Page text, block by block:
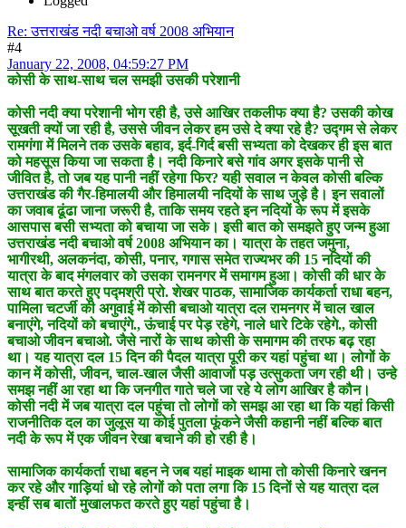
Re: उत्तराखंड नदी बचाओ वर्ष 2008 अभियान
#4
January 22, 2008, 04:59:27 PM
कोसी के साथ-साथ चल समझी उसकी परेशानी
कोसी नदी क्या परेशानी भोग रही है, उसे आखिर तकलीफ क्या है? उसकी कोख
सूखती क्यों जा रही है, उससे जीवन लेकर हम उसे दे क्या रहे है? उद्गम से लेकर
रामगंगा में मिलने तक उसके बहाव, इर्द-गिर्द बसी सभ्यता को देखकर ही इस बात
को महसूस किया जा सकता है। नदी किनारे बसे गांव अगर इसके पानी से
जीवित है, तो जब यह पानी नहीं रहेगा फिर? यही सवाल न केवल कोसी बल्कि
उत्तराखंड की गैर-हिमालयी और हिमालयी नदियों के साथ जुड़े है। इन सवालों
का जवाब ढूंढा जाना जरूरी है, ताकि समय रहते इन नदियों के रूप में इसके
आसपास बसी सभ्यता को बचाया जा सके। इसी बात को समझते हुए जन्म हुआ
उत्तराखंड नदी बचाओ वर्ष 2008 अभियान का। यात्रा के तहत जमुना,
भागीरथी, अलकनंदा, कोसी, पनार, गगास समेत राज्यभर की 15 नदियों की
यात्रा के बाद मंगलवार को उसका रामनगर में समागम हुआ। कोसी की धार के
साथ बात करते हुए पद्मश्री प्रो. शेखर पाठक, सामाजिक कार्यकर्ता राधा बहन,
पामिला चटर्जी की अगुवाई में कोसी बचाओ यात्रा दल रामनगर में चाल खाल
बनाएंगे, नदियों को बचाएंगे., ऊंचाई पर पेड़ रहेगे, नाले धारे टिके रहेगे., कोसी
बचाओ जीवन बचाओ. जैसे नारों के साथ कोसी के समागम की तरफ बढ़ रहा
था। यह यात्रा दल 15 दिन की पैदल यात्रा पूरी कर यहां पहुंचा था। लोगों के
कान में कोसी, जीवन, चाल-खाल जैसी आवाजों पड़ उत्सुकता जग रही थी। उन्हे
समझ नहीं आ रहा था कि जनगीत गाते चले जा रहे ये लोग आखिर है कौन।
कोसी नदी में जब यात्रा दल पहुंचा तो लोगों को समझ आ रहा था कि यहां किसी
राजनीतिक दल का जुलूस या कोई पुतला फूंकने जैसी कहानी नहीं बल्कि बात
नदी के रूप में एक जीवन रेखा बचाने की हो रही है।
सामाजिक कार्यकर्ता राधा बहन ने जब यहां माइक थामा तो कोसी किनारे खनन
कर रहे और गाड़ियां धो रहे लोगों को पता लगा कि 15 दिनों से यह यात्रा दल
इन्हीं सब बातों मुखालफत करते हुए यहां पहुंचा है।